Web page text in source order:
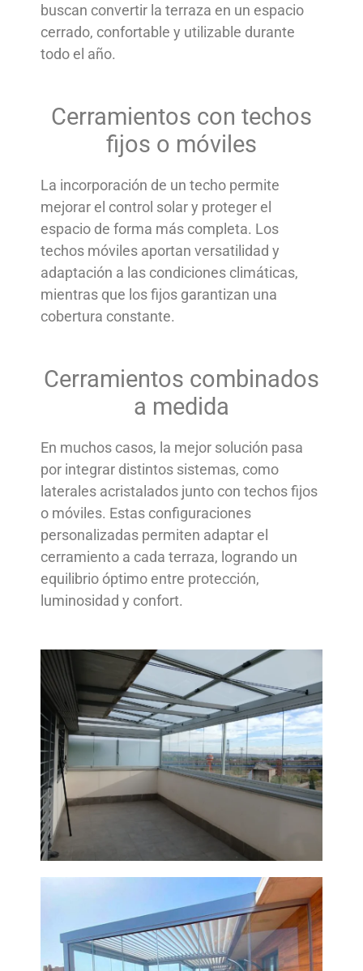
buscan convertir la terraza en un espacio
cerrado, confortable y utilizable durante
todo el año.
Cerramientos con techos
fijos o móviles
La incorporación de un techo permite
mejorar el control solar y proteger el
espacio de forma más completa. Los
techos móviles aportan versatilidad y
adaptación a las condiciones climáticas,
mientras que los fijos garantizan una
cobertura constante.
Cerramientos combinados
a medida
En muchos casos, la mejor solución pasa
por integrar distintos sistemas, como
laterales acristalados junto con techos fijos
o móviles. Estas configuraciones
personalizadas permiten adaptar el
cerramiento a cada terraza, logrando un
equilibrio óptimo entre protección,
luminosidad y confort.